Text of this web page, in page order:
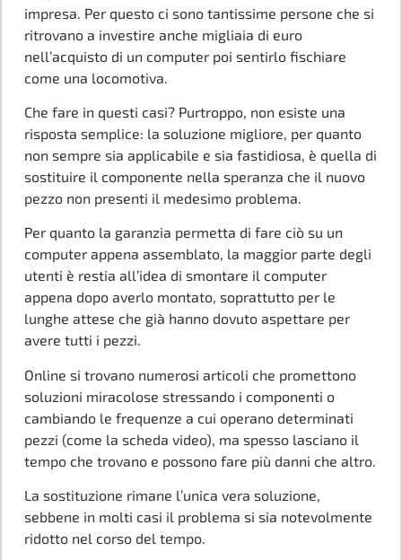
impresa. Per questo ci sono tantissime persone che si
ritrovano a investire anche migliaia di euro
nell’acquisto di un computer poi sentirlo fischiare
come una locomotiva.
Che fare in questi casi? Purtroppo, non esiste una
risposta semplice: la soluzione migliore, per quanto
non sempre sia applicabile e sia fastidiosa, è quella di
sostituire il componente nella speranza che il nuovo
pezzo non presenti il medesimo problema.
Per quanto la garanzia permetta di fare ciò su un
computer appena assemblato, la maggior parte degli
utenti è restia all’idea di smontare il computer
appena dopo averlo montato, soprattutto per le
lunghe attese che già hanno dovuto aspettare per
avere tutti i pezzi.
Online si trovano numerosi articoli che promettono
soluzioni miracolose stressando i componenti o
cambiando le frequenze a cui operano determinati
pezzi (come la scheda video), ma spesso lasciano il
tempo che trovano e possono fare più danni che altro.
La sostituzione rimane l’unica vera soluzione,
sebbene in molti casi il problema si sia notevolmente
ridotto nel corso del tempo.